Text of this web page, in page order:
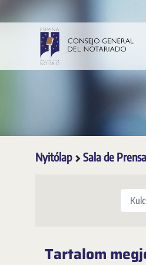
Ugrás a fő tartalomhoz
Nyitólap Sala de Prensa
Tartalom